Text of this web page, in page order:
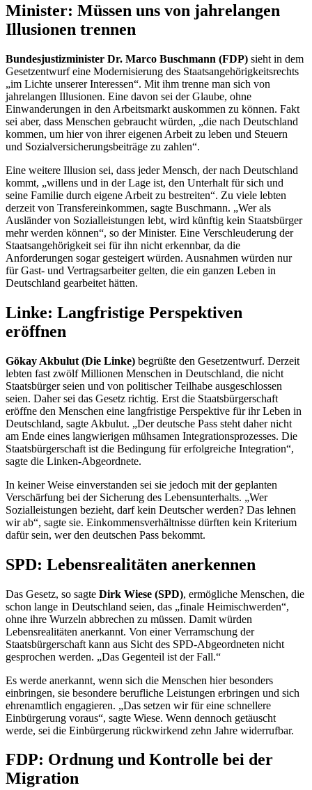
Minister: Müssen uns von jahrelangen
Illusionen trennen
Bundesjustizminister Dr. Marco Buschmann (FDP) sieht in dem
Gesetzentwurf eine Modernisierung des Staatsangehörigkeitsrechts
„im Lichte unserer Interessen“. Mit ihm trenne man sich von
jahrelangen Illusionen. Eine davon sei der Glaube, ohne
Einwanderungen in den Arbeitsmarkt auskommen zu können. Fakt
sei aber, dass Menschen gebraucht würden, „die nach Deutschland
kommen, um hier von ihrer eigenen Arbeit zu leben und Steuern
und Sozialversicherungsbeiträge zu zahlen“.
Eine weitere Illusion sei, dass jeder Mensch, der nach Deutschland
kommt, „willens und in der Lage ist, den Unterhalt für sich und
seine Familie durch eigene Arbeit zu bestreiten“. Zu viele lebten
derzeit von Transfereinkommen, sagte Buschmann. „Wer als
Ausländer von Sozialleistungen lebt, wird künftig kein Staatsbürger
mehr werden können“, so der Minister. Eine Verschleuderung der
Staatsangehörigkeit sei für ihn nicht erkennbar, da die
Anforderungen sogar gesteigert würden. Ausnahmen würden nur
für Gast- und Vertragsarbeiter gelten, die ein ganzen Leben in
Deutschland gearbeitet hätten.
Linke: Langfristige Perspektiven
eröffnen
Gökay Akbulut (Die Linke) begrüßte den Gesetzentwurf. Derzeit
lebten fast zwölf Millionen Menschen in Deutschland, die nicht
Staatsbürger seien und von politischer Teilhabe ausgeschlossen
seien. Daher sei das Gesetz richtig. Erst die Staatsbürgerschaft
eröffne den Menschen eine langfristige Perspektive für ihr Leben in
Deutschland, sagte Akbulut. „Der deutsche Pass steht daher nicht
am Ende eines langwierigen mühsamen Integrationsprozesses. Die
Staatsbürgerschaft ist die Bedingung für erfolgreiche Integration“,
sagte die Linken-Abgeordnete.
In keiner Weise einverstanden sei sie jedoch mit der geplanten
Verschärfung bei der Sicherung des Lebensunterhalts. „Wer
Sozialleistungen bezieht, darf kein Deutscher werden? Das lehnen
wir ab“, sagte sie. Einkommensverhältnisse dürften kein Kriterium
dafür sein, wer den deutschen Pass bekommt.
SPD: Lebensrealitäten anerkennen
Das Gesetz, so sagte Dirk Wiese (SPD), ermögliche Menschen, die
schon lange in Deutschland seien, das „finale Heimischwerden“,
ohne ihre Wurzeln abbrechen zu müssen. Damit würden
Lebensrealitäten anerkannt. Von einer Verramschung der
Staatsbürgerschaft kann aus Sicht des SPD-Abgeordneten nicht
gesprochen werden. „Das Gegenteil ist der Fall.“
Es werde anerkannt, wenn sich die Menschen hier besonders
einbringen, sie besondere berufliche Leistungen erbringen und sich
ehrenamtlich engagieren. „Das setzen wir für eine schnellere
Einbürgerung voraus“, sagte Wiese. Wenn dennoch getäuscht
werde, sei die Einbürgerung rückwirkend zehn Jahre widerrufbar.
FDP: Ordnung und Kontrolle bei der
Migration